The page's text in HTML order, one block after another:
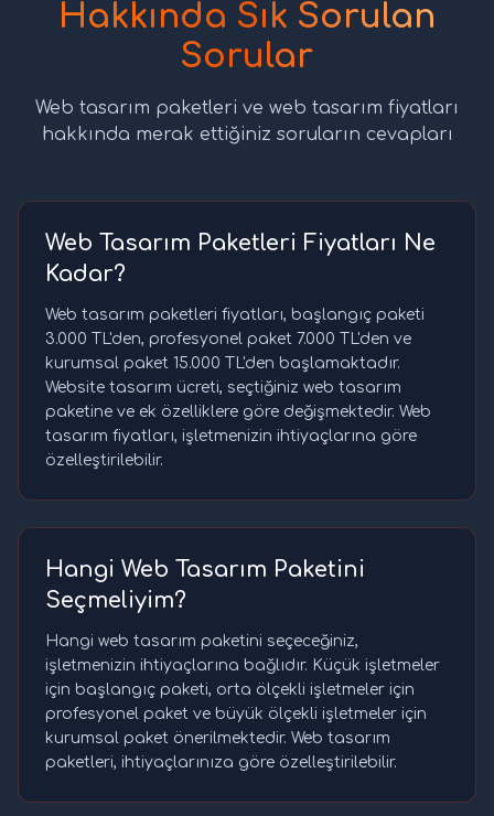
Hakkında Sık Sorulan
Sorular
Web tasarım paketleri ve web tasarım fiyatları
hakkında merak ettiğiniz soruların cevapları
Web Tasarım Paketleri Fiyatları Ne
Kadar?
Web tasarım paketleri fiyatları, başlangıç paketi
3.000 TL'den, profesyonel paket 7.000 TL'den ve
kurumsal paket 15.000 TL'den başlamaktadır.
Website tasarım ücreti, seçtiğiniz web tasarım
paketine ve ek özelliklere göre değişmektedir. Web
tasarım fiyatları, işletmenizin ihtiyaçlarına göre
özelleştirilebilir.
Hangi Web Tasarım Paketini
Seçmeliyim?
Hangi web tasarım paketini seçeceğiniz,
işletmenizin ihtiyaçlarına bağlıdır. Küçük işletmeler
için başlangıç paketi, orta ölçekli işletmeler için
profesyonel paket ve büyük ölçekli işletmeler için
kurumsal paket önerilmektedir. Web tasarım
paketleri, ihtiyaçlarınıza göre özelleştirilebilir.